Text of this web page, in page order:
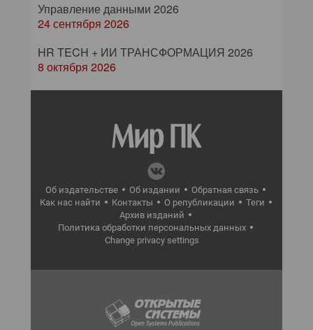
Управление данными 2026
24 сентября 2026
HR TECH + ИИ ТРАНСФОРМАЦИЯ 2026
8 октября 2026
Об издательстве Об издании
Обратная связь
Как нас найти
Контакты О републикации
Теги
Архив изданий
Политика обработки персональных данных
Change privacy settings